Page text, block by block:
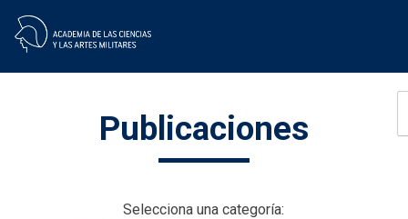
Publicaciones
Selecciona una categoría: